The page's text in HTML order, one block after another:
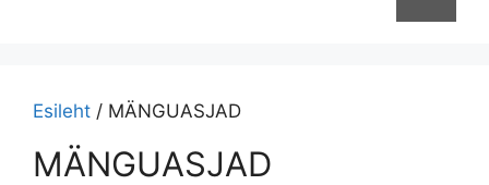
Esileht / MÄNGUASJAD
MÄNGUASJAD